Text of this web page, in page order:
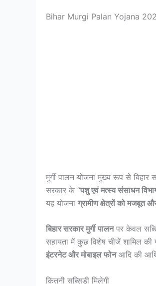
Bihar Murgi Palan Yojana
मुर्गी पालन योजना मुख्य रूप से बिहार
सरकार के “पशु एवं मत्स्य संसाधन
यह योजना ग्रामीण क्षेत्रों को मजबूत
बिहार सरकार मुर्गी पालनपर केवल
सहायता में कुछ विशेष चीजें शामिल
इंटरनेट और मोबाइल फोनआदि की
कितनी सब्सिडी मिलेगी